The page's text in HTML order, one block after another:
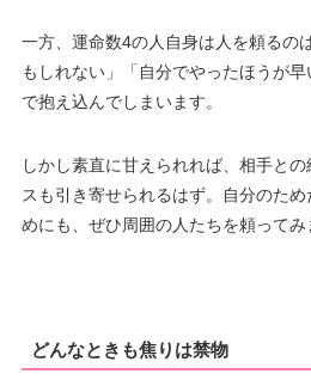
一方、運命数4の人自身は人を頼るの
もしれない」「自分でやったほうが
で抱え込んでしまいます。
しかし素直に甘えられれば、相手と
スも引き寄せられるはず。自分のた
めにも、ぜひ周囲の人たちを頼ってみ
どんなときも焦りは禁物